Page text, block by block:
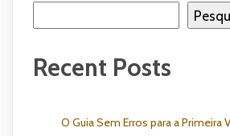
Recent Posts
O Guia Sem Erros para a Primeira